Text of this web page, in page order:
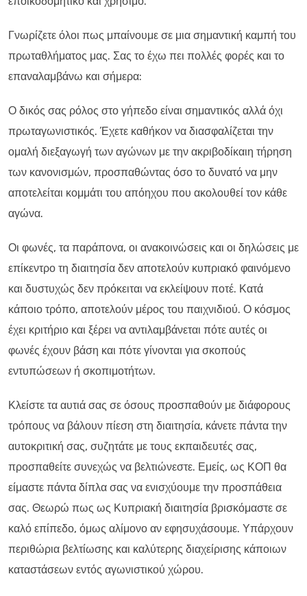
Γνωρίζετε όλοι πως μπαίνουμε σε μια σημαντική καμπή του
πρωταθλήματος μας. Σας το έχω πει πολλές φορές και το
επαναλαμβάνω και σήμερα:
Ο δικός σας ρόλος στο γήπεδο είναι σημαντικός αλλά όχι
πρωταγωνιστικός. Έχετε καθήκον να διασφαλίζεται την
ομαλή διεξαγωγή των αγώνων με την ακριβοδίκαιη τήρηση
των κανονισμών, προσπαθώντας όσο το δυνατό να μην
αποτελείται κομμάτι του απόηχου που ακολουθεί τον κάθε
αγώνα.
Οι φωνές, τα παράπονα, οι ανακοινώσεις και οι δηλώσεις με
επίκεντρο τη διαιτησία δεν αποτελούν κυπριακό φαινόμενο
και δυστυχώς δεν πρόκειται να εκλείψουν ποτέ. Κατά
κάποιο τρόπο, αποτελούν μέρος του παιχνιδιού. Ο κόσμος
έχει κριτήριο και ξέρει να αντιλαμβάνεται πότε αυτές οι
φωνές έχουν βάση και πότε γίνονται για σκοπούς
εντυπώσεων ή σκοπιμοτήτων.
Κλείστε τα αυτιά σας σε όσους προσπαθούν με διάφορους
τρόπους να βάλουν πίεση στη διαιτησία, κάνετε πάντα την
αυτοκριτική σας, συζητάτε με τους εκπαιδευτές σας,
προσπαθείτε συνεχώς να βελτιώνεστε. Εμείς, ως ΚΟΠ θα
είμαστε πάντα δίπλα σας να ενισχύουμε την προσπάθεια
σας. Θεωρώ πως ως Κυπριακή διαιτησία βρισκόμαστε σε
καλό επίπεδο, όμως αλίμονο αν εφησυχάσουμε. Υπάρχουν
περιθώρια βελτίωσης και καλύτερης διαχείρισης κάποιων
καταστάσεων εντός αγωνιστικού χώρου.